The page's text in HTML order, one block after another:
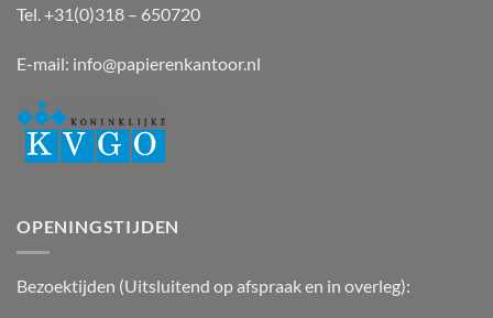
Tel. +31(0)318 – 650720
E-mail: info@papierenkantoor.nl
OPENINGSTIJDEN
Bezoektijden (Uitsluitend op afspraak en in overleg):